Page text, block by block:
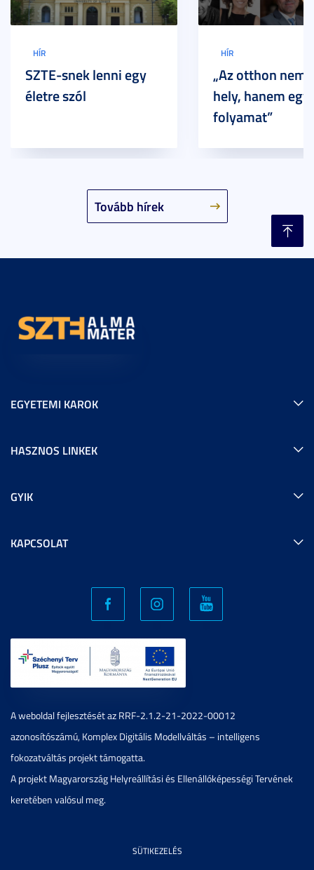
Tovább hírek
HÍR
SZTE-snek lenni egy
életre szól
HÍR
„Az otthon nem
hely, hanem egy
folyamat”
EGYETEMI KAROK
HASZNOS LINKEK
GYIK
KAPCSOLAT
A weboldal fejlesztését az RRF-2.1.2-21-2022-00012
azonosítószámú, Komplex Digitális Modellváltás – intelligens
fokozatváltás projekt támogatta.
A projekt Magyarország Helyreállítási és Ellenállóképességi Tervének
keretében valósul meg.
SÜTIKEZELÉS